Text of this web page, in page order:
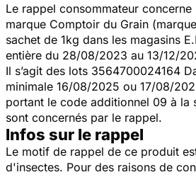
Le rappel consommateur
marque Comptoir du Grain
sachet de 1kg dans les magasins
entière du 28/08/2023 au 13/12/
Il s’agit des lots 3564700024164
minimale 16/08/2025 ou 17/08/
portant le code additionnel 09 à la
sont concernés par le rappel.
Infos sur le rappel
Le motif de rappel de ce produit
d'insectes. Pour des raisons de